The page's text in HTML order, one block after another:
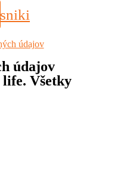
údajov
údajov
Všetky